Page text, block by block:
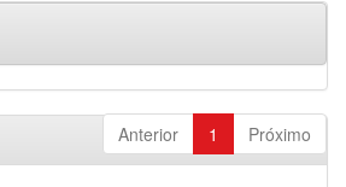
Anterior 1 Próximo